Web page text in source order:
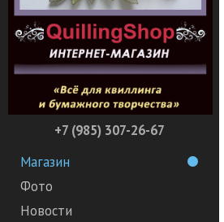
+7 (985) 307-26-67
Магазин
Фото
Новости